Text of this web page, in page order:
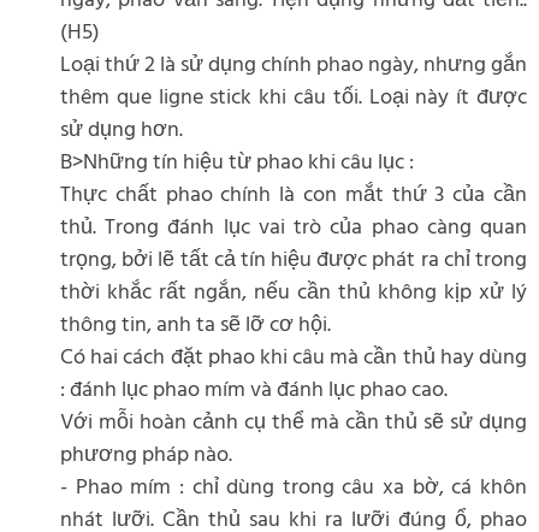
(H5)
Loại thứ 2 là sử dụng chính phao ngày, nhưng gắn
thêm que ligne stick khi câu tối. Loại này ít được
sử dụng hơn.
B>Những tín hiệu từ phao khi câu lục :
Thực chất phao chính là con mắt thứ 3 của cần
thủ. Trong đánh lục vai trò của phao càng quan
trọng, bởi lẽ tất cả tín hiệu được phát ra chỉ trong
thời khắc rất ngắn, nếu cần thủ không kịp xử lý
thông tin, anh ta sẽ lỡ cơ hội.
Có hai cách đặt phao khi câu mà cần thủ hay dùng
: đánh lục phao mím và đánh lục phao cao.
Với mỗi hoàn cảnh cụ thể mà cần thủ sẽ sử dụng
phương pháp nào.
- Phao mím : chỉ dùng trong câu xa bờ, cá khôn
nhát lưỡi. Cần thủ sau khi ra lưỡi đúng ổ, phao